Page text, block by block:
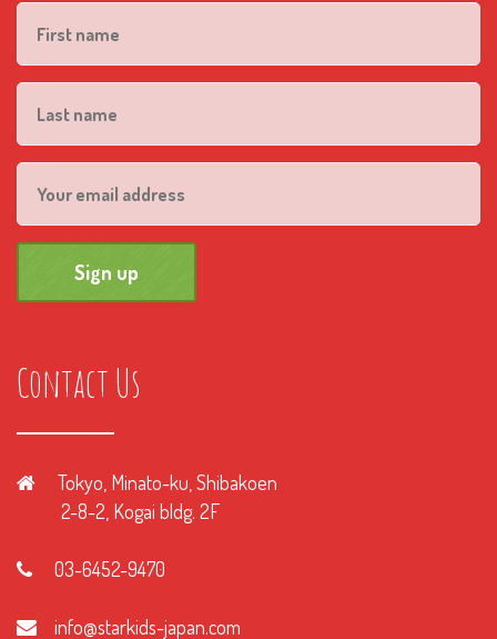
Contact Us
Tokyo, Minato-ku, Shibakoen
2-8-2, Kogai bldg. 2F
03-6452-9470
info@starkids-japan.com